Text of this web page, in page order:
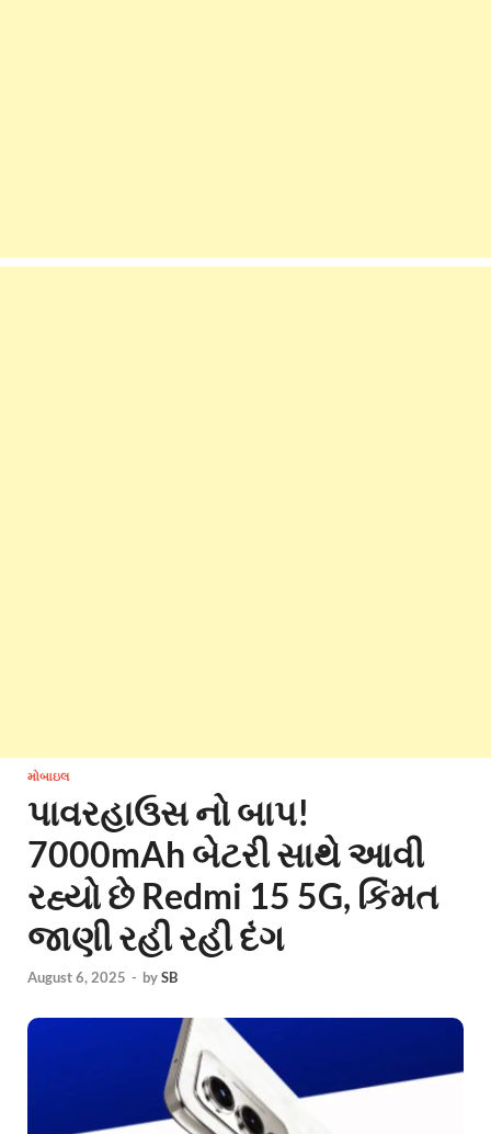
મોબાઇલ
પાવરહાઉસ નો બાપ!
7000mAh બેટરી સાથે આવી
રહ્યો છે Redmi 15 5G, કિંમત
જાણી રહી રહી દંગ
August 6, 2025 - bySB